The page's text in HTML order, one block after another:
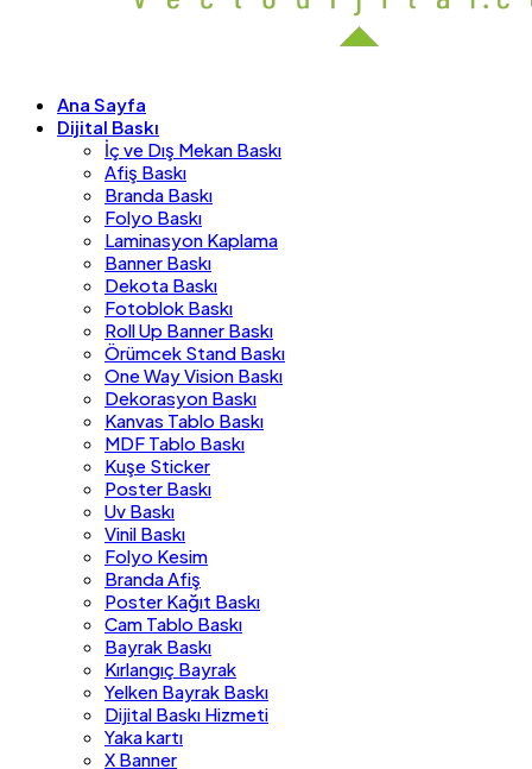
Ana Sayfa
Dijital Baskı
İç ve Dış Mekan Baskı
Afiş Baskı
Branda Baskı
Folyo Baskı
Laminasyon Kaplama
Banner Baskı
Dekota Baskı
Fotoblok Baskı
Roll Up Banner Baskı
Örümcek Stand Baskı
One Way Vision Baskı
Dekorasyon Baskı
Kanvas Tablo Baskı
MDF Tablo Baskı
Kuşe Sticker
Poster Baskı
Uv Baskı
Vinil Baskı
Folyo Kesim
Branda Afiş
Poster Kağıt Baskı
Cam Tablo Baskı
Bayrak Baskı
Kırlangıç Bayrak
Yelken Bayrak Baskı
Dijital Baskı Hizmeti
Yaka kartı
X Banner